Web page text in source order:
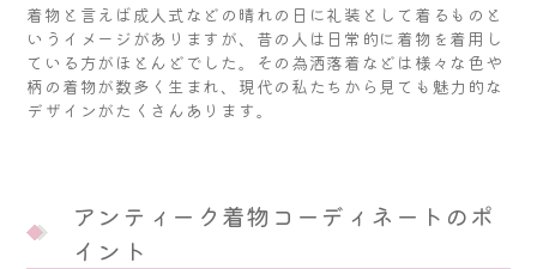
着物と言えば成人式などの晴れの日に礼装として着るものと
いうイメージがありますが、昔の人は日常的に着物を着用し
ている方がほとんどでした。その為洒落着などは様々な色や
柄の着物が数多く生まれ、現代の私たちから見ても魅力的な
デザインがたくさんあります。
アンティーク着物コーディネートのポ
イント